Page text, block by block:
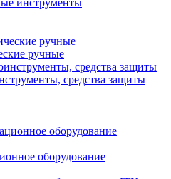
инструменты
ручные
средства защиты
оборудование